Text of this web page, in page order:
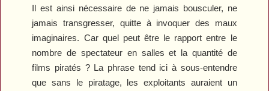
Il est ainsi nécessaire de ne jamais bousculer, ne
jamais transgresser, quitte à invoquer des maux
imaginaires. Car quel peut être le rapport entre le
nombre de spectateur en salles et la quantité de
films piratés ? La phrase tend ici à sous-entendre
que sans le piratage, les exploitants auraient un